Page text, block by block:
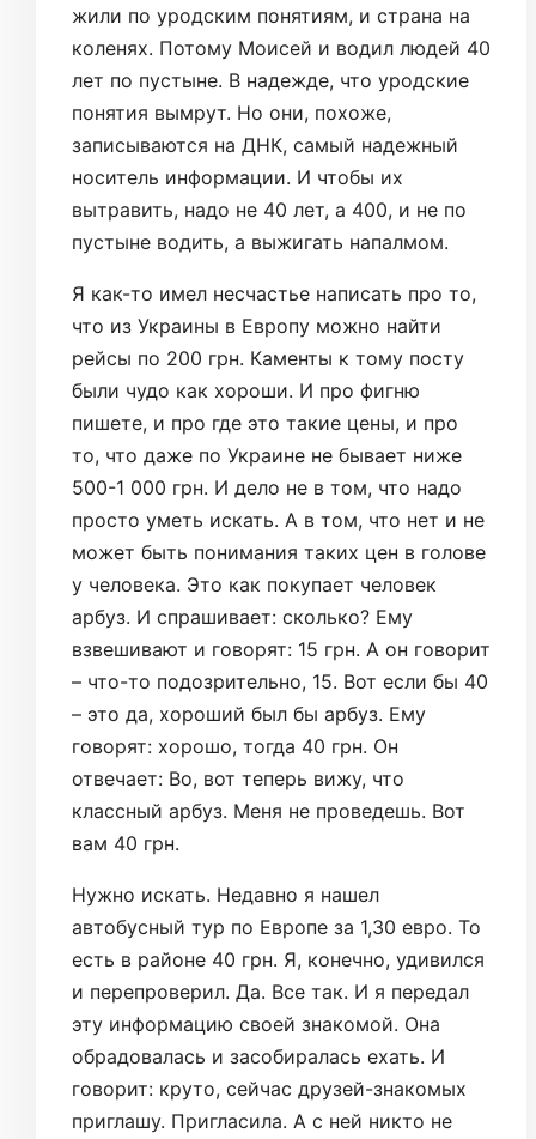
жили по уродским понятиям, и страна на
коленях. Потому Моисей и водил людей 40
лет по пустыне. В надежде, что уродские
понятия вымрут. Но они, похоже,
записываются на ДНК, самый надежный
носитель информации. И чтобы их
вытравить, надо не 40 лет, а 400, и не по
пустыне водить, а выжигать напалмом.
Я как-то имел несчастье написать про то,
что из Украины в Европу можно найти
рейсы по 200 грн. Каменты к тому посту
были чудо как хороши. И про фигню
пишете, и про где это такие цены, и про
то, что даже по Украине не бывает ниже
500-1 000 грн. И дело не в том, что надо
просто уметь искать. А в том, что нет и не
может быть понимания таких цен в голове
у человека. Это как покупает человек
арбуз. И спрашивает: сколько? Ему
взвешивают и говорят: 15 грн. А он говорит
– что-то подозрительно, 15. Вот если бы 40
– это да, хороший был бы арбуз. Ему
говорят: хорошо, тогда 40 грн. Он
отвечает: Во, вот теперь вижу, что
классный арбуз. Меня не проведешь. Вот
вам 40 грн.
Нужно искать. Недавно я нашел
автобусный тур по Европе за 1,30 евро. То
есть в районе 40 грн. Я, конечно, удивился
и перепроверил. Да. Все так. И я передал
эту информацию своей знакомой. Она
обрадовалась и засобиралась ехать. И
говорит: круто, сейчас друзей-знакомых
приглашу. Пригласила. А с ней никто не